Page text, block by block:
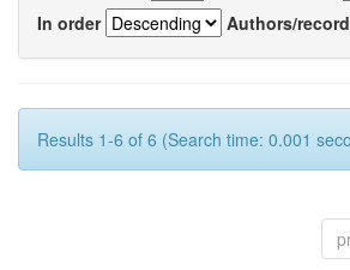
In order
Authors/record
Results 1-6 of 6 (Search time: 0.001